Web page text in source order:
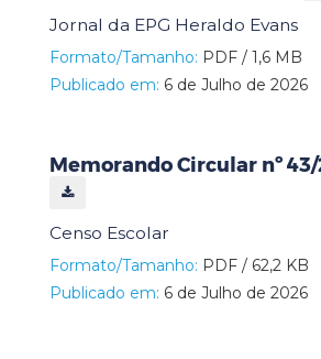
Jornal da EPG Heraldo Evans
Formato/Tamanho: PDF / 1,6 MB
Publicado em: 6 de Julho de 2026
Memorando Circular nº 43/
Censo Escolar
Formato/Tamanho: PDF / 62,2 KB
Publicado em: 6 de Julho de 2026